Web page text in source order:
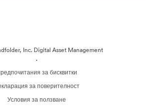
Inc. Digital Asset Management
·
за бисквитки
за поверителност
Условия за ползване